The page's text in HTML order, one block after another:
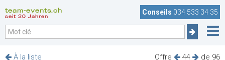
team-events.ch
seit 20 Jahren
Conseils 034 533 34 35
Offre 44 de 96
À la liste